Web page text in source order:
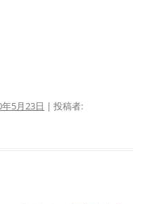
5月23日 | 投稿者: